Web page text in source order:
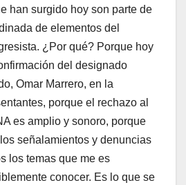
han surgido hoy son parte de
de elementos del
¿Por qué? Porque hoy
del designado
Omar Marrero, en la
porque el rechazo al
es amplio y sonoro, porque
señalamientos y denuncias
los temas que me es
conocer. Es lo que se